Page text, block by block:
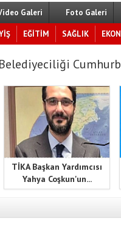
Galeri Foto Galeri
EĞİTİM SAĞLIK
TİKA Başkan Yardımcısı
Yahya Coşkun'un...